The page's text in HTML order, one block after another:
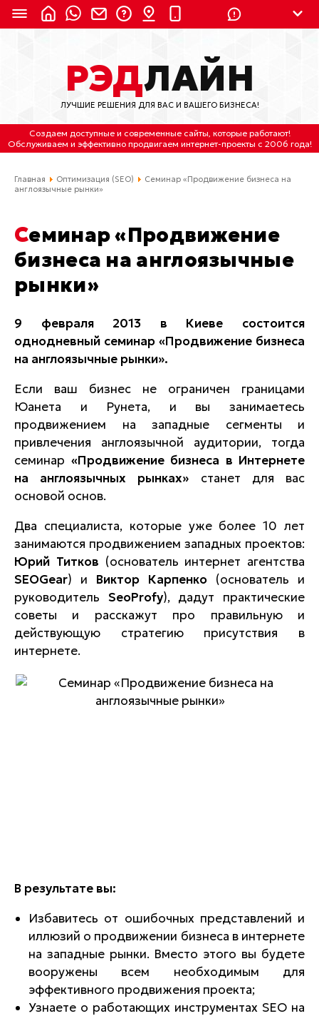
8 (800) 550-9899 (с 2:30 до 11:30 по
Мск)
Бесплатно по России
(4212) 658-653
(4212) 637-673
Отдельный вход \ Левый торец здания
Пн-пт. с 9:30 до 18:30 (по Хбк)
Все контакты
РЭДЛАЙН
ЛУЧШИЕ РЕШЕНИЯ ДЛЯ ВАС И ВАШЕГО БИЗНЕСА!
Создаем доступные и современные сайты, которые работают!
Обслуживаем и эффективно продвигаем интернет-проекты с 2006 года!
Главная Оптимизация (SEO)
Семинар «Продвижение бизнеса на
англоязычные рынки»
Семинар «Продвижение
бизнеса на англоязычные
рынки»
9 февраля 2013 в Киеве состоится
однодневный семинар «Продвижение бизнеса
на англоязычные рынки».
Если ваш бизнес не ограничен границами
Юанета и Рунета, и вы занимаетесь
продвижением на западные сегменты и
привлечения англоязычной аудитории, тогда
семинар «Продвижение бизнеса в Интернете
на англоязычных рынках» станет для вас
основой основ.
Два специалиста, которые уже более 10 лет
занимаются продвижением западных проектов:
Юрий Титков (основатель интернет агентства
SEOGear) и Виктор Карпенко (основатель и
руководитель SeoProfy), дадут практические
советы и расскажут про правильную и
действующую стратегию присутствия в
интернете.
В результате вы:
Избавитесь от ошибочных представлений и
иллюзий о продвижении бизнеса в интернете
на западные рынки. Вместо этого вы будете
вооружены всем необходимым для
эффективного продвижения проекта;
Узнаете о работающих инструментах SEO на